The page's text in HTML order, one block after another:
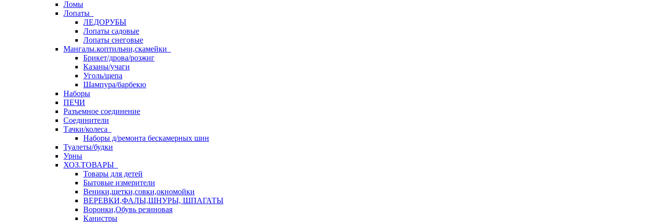
Ломы
Лопаты
ЛЕДОРУБЫ
Лопаты садовые
Лопаты снеговые
Мангалы.коптильни,скамейки
Брикет/дрова/розжиг
Казаны/учаги
Уголь/щепа
Шампура/барбекю
Наборы
ПЕЧИ
Разъемное соединение
Соединители
Тачки/колеса
Наборы д/ремонта бескамерных шин
Туалеты/будки
Урны
ХОЗ.ТОВАРЫ
Товары для детей
Бытовые измерители
Веники,щетки,совки,окномойки
ВЕРЕВКИ,ФАЛЫ,ШНУРЫ, ШПАГАТЫ
Воронки,Обувь резиновая
Канистры